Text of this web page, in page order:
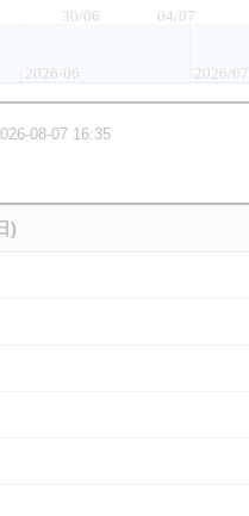
30/06 04/07
2026/06 2026/07
08-07 16:35
)